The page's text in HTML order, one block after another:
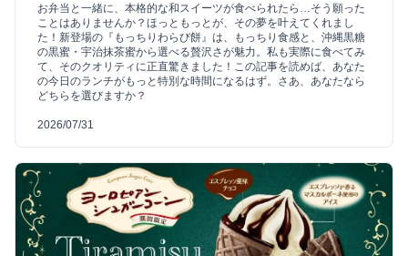
お弁当と一緒に、本格的な和スイーツが食べられたら…そう願った
ことはありませんか？ほっともっとが、その夢を叶えてくれまし
た！新登場の『もっちりわらび餅』は、もっちり食感と、沖縄黒糖
の黒蜜・宇治抹茶蜜から選べる贅沢さが魅力。私も実際に食べてみ
て、そのクオリティに正直驚きました！この記事を読めば、あなた
の今日のランチがもっと特別な時間になるはず。さあ、あなたなら
どちらを選びますか？
2026/07/31